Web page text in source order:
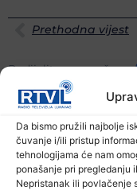
Da bismo pružili najbolje
čuvanje i/ili pristup
tehnologijama će nam
ponašanje pri pregledanju
Nepristanak ili povlačenje
Prethodna vijest
Podijelite na mrežama